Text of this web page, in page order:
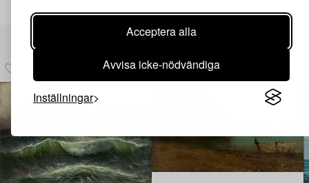
Acceptera alla
Avvisa icke-nödvändiga
Inställningar
Andra har även tittat på